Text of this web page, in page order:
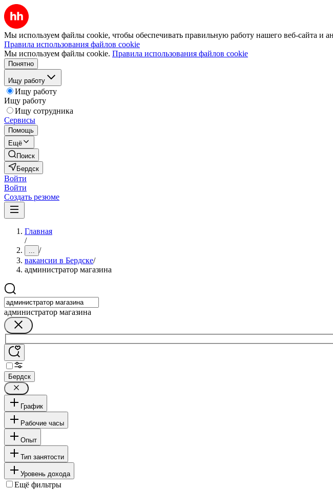
Мы используем файлы cookie, чтобы обеспечивать правильную работу нашего веб-сайта и
Правила использования файлов cookie
Мы используем файлы cookie. Правила использования файлов cookie
Понятно
Ищу работу
Ищу работу
Ищу работу
Ищу сотрудника
Сервисы
Помощь
Ещё
Поиск
Бердск
Войти
Войти
Создать резюме
Главная
/
... /
вакансии в Бердске/
администратор магазина
администратор магазина
Бердск
График
Рабочие часы
Опыт
Тип занятости
Уровень дохода
Ещё фильтры